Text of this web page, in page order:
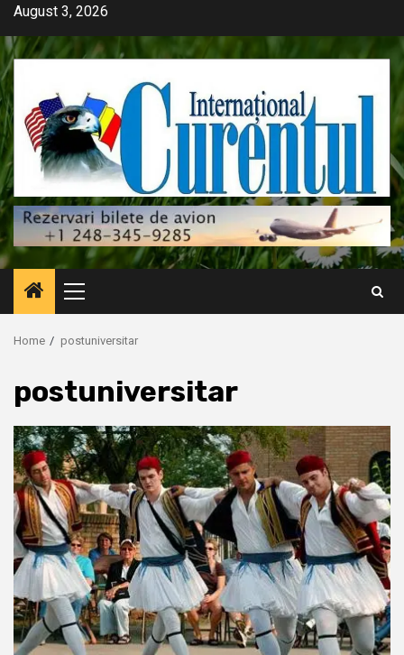
Skip
content
August 3, 2026
Primary
Menu
Home postuniversitar
postuniversitar